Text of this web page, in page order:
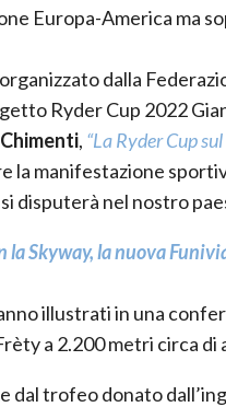
Europa-America ma
dalla
Ryder Cup 2022
, “La Ryder Cup
la manifestazione
disputerà nel nostro
Skyway, la nuova
illustrati in una
a 2.200 metri circa di
dal trofeo donato